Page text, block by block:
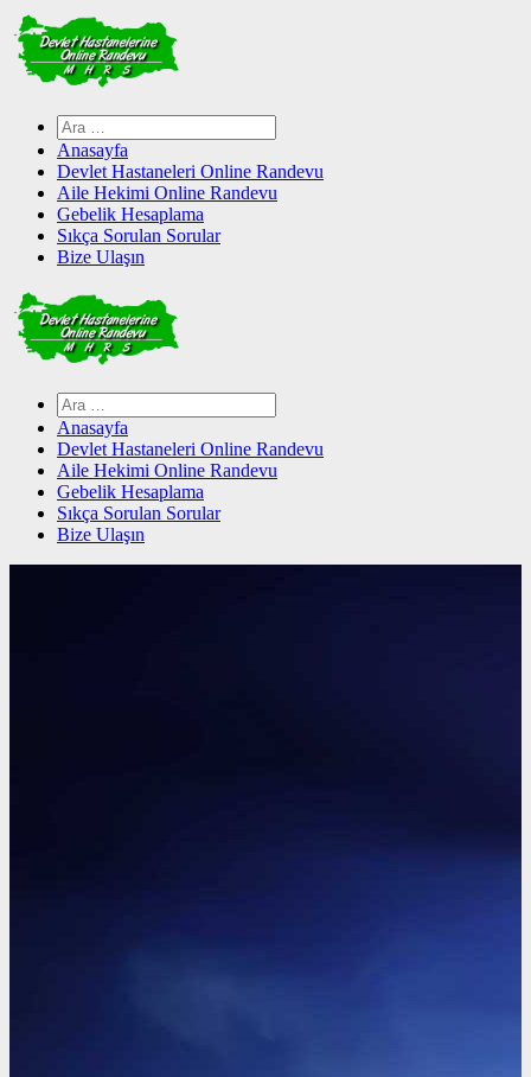
Skip
to
content
Arama:
Anasayfa
Devlet Hastaneleri Online Randevu
Aile Hekimi Online Randevu
Gebelik Hesaplama
Sıkça Sorulan Sorular
Bize Ulaşın
Arama:
Anasayfa
Devlet Hastaneleri Online Randevu
Aile Hekimi Online Randevu
Gebelik Hesaplama
Sıkça Sorulan Sorular
Bize Ulaşın